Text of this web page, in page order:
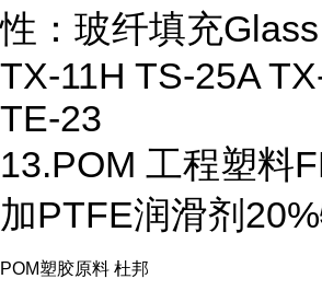
性：玻纤填充
TX-11H TS-25A
TE-23
13.POM 工程塑料
加PTFE润滑剂
POM塑胶原料 杜邦